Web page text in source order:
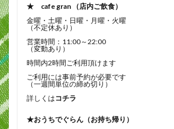
★ cafe gran （店内ご飲食）
金曜・土曜・日曜・月曜・火曜
（不定休あり）
営業時間：11:00～22:00
（変動あり）
時間内2時間ご利用頂けます
ご利用には事前予約が必要です
（一週間単位の締め切り）
詳しくはコチラ
★おうちでぐらん（お持ち帰り）